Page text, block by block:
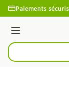
Aller au contenu
Paiements
Menu
Rechercher